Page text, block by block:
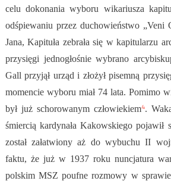
celu dokonania wyboru wikariusza
odśpiewaniu przez duchowieństwo „Veni
Jana, Kapituła zebrała się w kapitularzu
przysięgi jednogłośnie wybrano
Gall przyjął urząd i złożył pisemną
momencie wyboru miał 74 lata. Pomimo
był już schorowanym człowiekiem4.
śmiercią kardynała Kakowskiego pojawił
został załatwiony aż do wybuchu II
faktu, że już w 1937 roku nuncjatura
polskim MSZ poufne rozmowy w sprawie